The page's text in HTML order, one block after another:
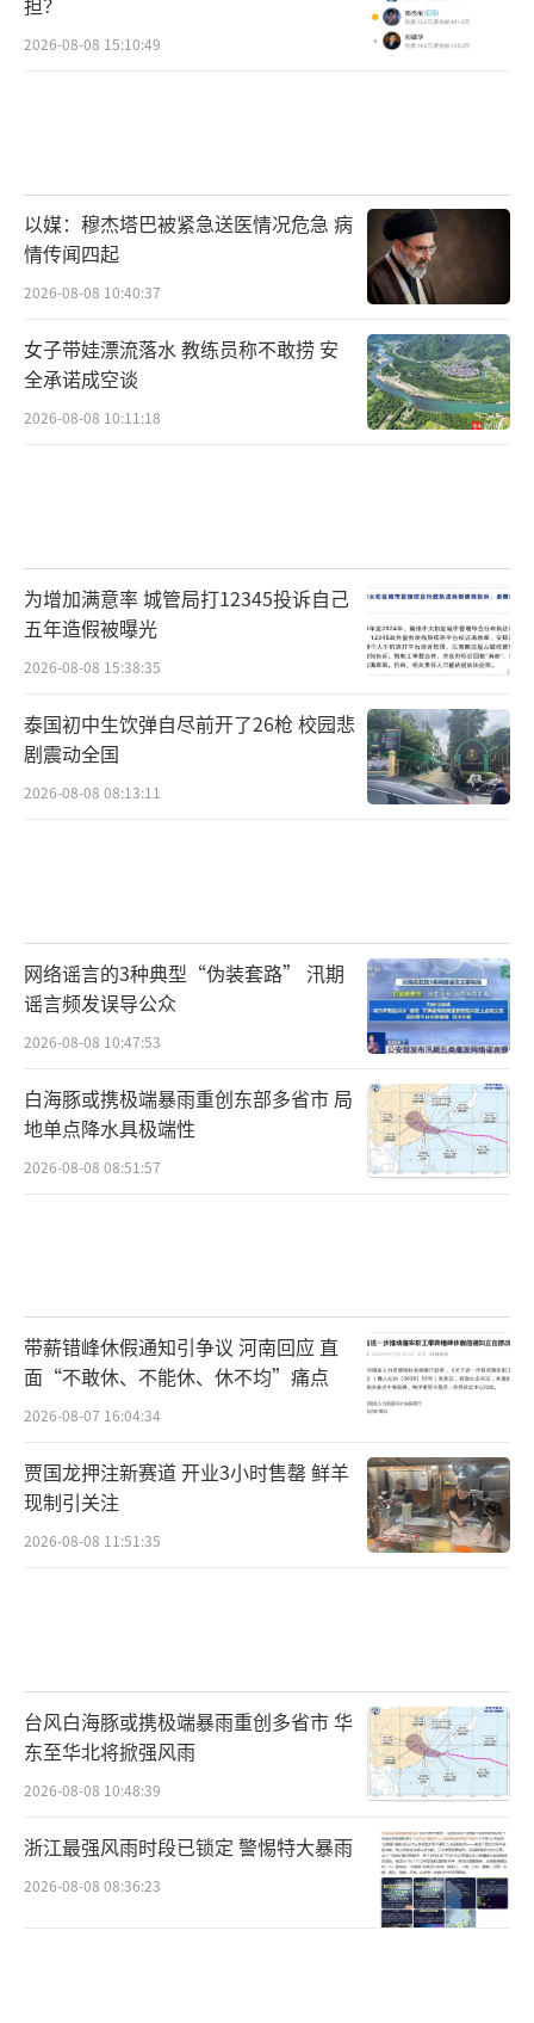
2026-08-08 15:10:49
以媒：穆杰塔巴被紧急送医情况危急 病
情传闻四起
2026-08-08 10:40:37
女子带娃漂流落水 教练员称不敢捞 安
全承诺成空谈
2026-08-08 10:11:18
为增加满意率 城管局打12345投诉自己
五年造假被曝光
2026-08-08 15:38:35
泰国初中生饮弹自尽前开了26枪 校园悲
剧震动全国
2026-08-08 08:13:11
网络谣言的3种典型“伪装套路” 汛期
谣言频发误导公众
2026-08-08 10:47:53
白海豚或携极端暴雨重创东部多省市 局
地单点降水具极端性
2026-08-08 08:51:57
带薪错峰休假通知引争议 河南回应 直
面“不敢休、不能休、休不均”痛点
2026-08-07 16:04:34
贾国龙押注新赛道 开业3小时售罄 鲜羊
现制引关注
2026-08-08 11:51:35
台风白海豚或携极端暴雨重创多省市 华
东至华北将掀强风雨
2026-08-08 10:48:39
浙江最强风雨时段已锁定 警惕特大暴雨
2026-08-08 08:36:23